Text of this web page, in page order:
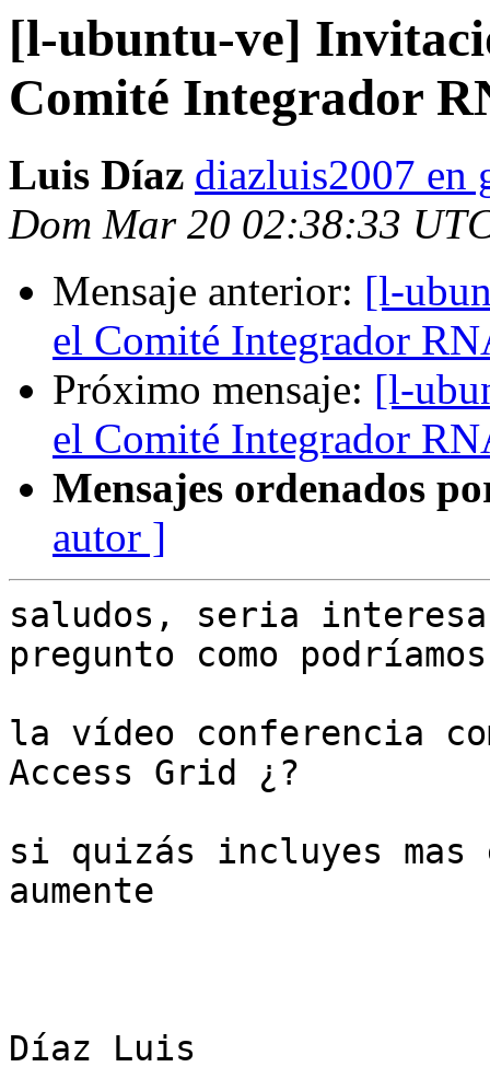
[l-ubuntu-ve]
Comité Integrador
Luis Díaz diazluis2007 en
Dom Mar 20 02:38:33
Mensaje anterior: [l-
el Comité Integrador
Próximo mensaje: [l-
el Comité Integrador
Mensajes ordenados
autor ]
saludos, seria
pregunto como
la vídeo conferencia
Access Grid ¿?
si quizás incluyes
aumente